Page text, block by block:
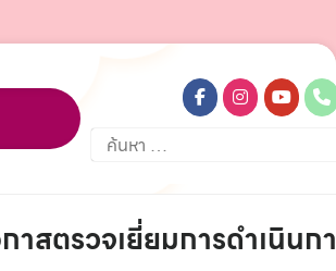
ค้นหา
สำหรับ:
สตรวจเยี่ยมการดำเนินก